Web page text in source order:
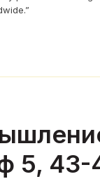
5, 43-